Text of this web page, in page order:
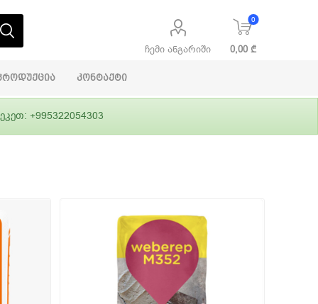
ჩემი ანგარიში
0
0,00 ₾
ფასადები
გრუნტები,
ჰიდროიზოლაცია
ლითონი
სამშენებლო
დანადგარები
კონტაქტი
+995322054303